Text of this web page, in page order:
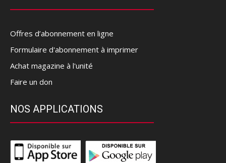
Offres d’abonnement en ligne
Formulaire d'abonnement à imprimer
Achat magazine à l'unité
Faire un don
NOS APPLICATIONS